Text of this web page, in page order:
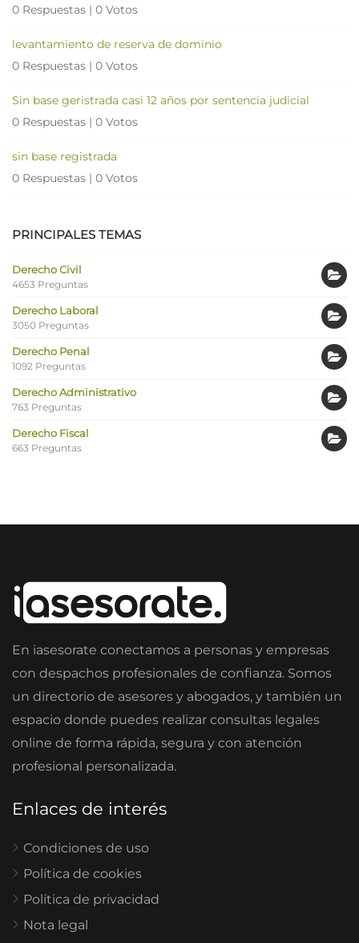
0 Respuestas | 0 Votos
levantamiento de reserva de dominio
0 Respuestas | 0 Votos
Sin base geristrada casi 12 años por sentencia judicial
0 Respuestas | 0 Votos
sin base registrada
0 Respuestas | 0 Votos
PRINCIPALES TEMAS
Derecho Civil
4653 Preguntas
Derecho Laboral
3050 Preguntas
Derecho Penal
1092 Preguntas
Derecho Administrativo
763 Preguntas
Derecho Fiscal
663 Preguntas
En iasesorate conectamos a personas y empresas
con despachos profesionales de confianza. Somos
un directorio de asesores y abogados, y también un
espacio donde puedes realizar consultas legales
online de forma rápida, segura y con atención
profesional personalizada.
Enlaces de interés
Condiciones de uso
Política de cookies
Política de privacidad
Nota legal